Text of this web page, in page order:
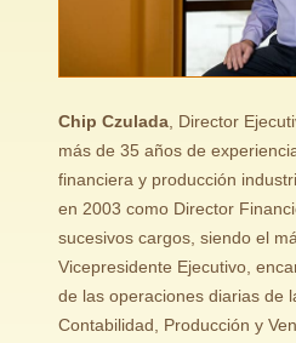
Chip Czulada, Director
más de 35 años de
financiera y producción
en 2003 como Director
sucesivos cargos, siendo el
Vicepresidente Ejecutivo,
de las operaciones diarias de
Contabilidad, Producción y